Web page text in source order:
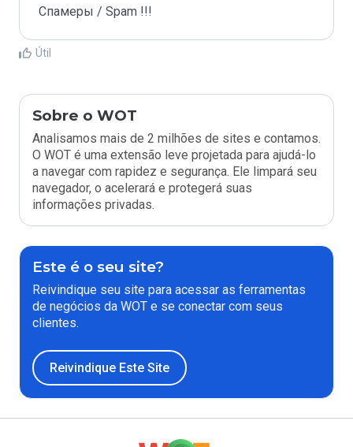
Спамеры / Spam !!!
Útil
Sobre o WOT
Analisamos mais de 2 milhões de sites e contamos.
O WOT é uma extensão leve projetada para ajudá-lo
a navegar com rapidez e segurança. Ele limpará seu
navegador, o acelerará e protegerá suas
informações privadas.
Este é o seu site?
Reivindique seu site para acessar as ferramentas
de negócios da WOT e se conectar com seus
clientes.
Reivindique Este Site